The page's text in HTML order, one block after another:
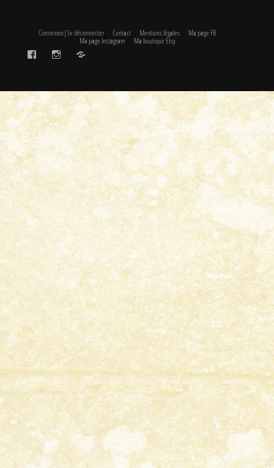
Connexion|Se déconnecter Contact Mentions légales Ma page FB
Ma page Instagram Ma boutique Etsy
FaceBook Instagram Etsy